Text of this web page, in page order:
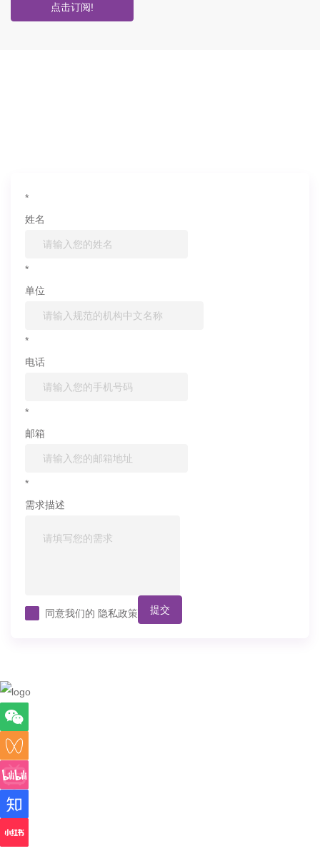
点击订阅!
*
姓名
*
单位
*
电话
*
邮箱
*
需求描述
同意我们的 隐私政策 提交